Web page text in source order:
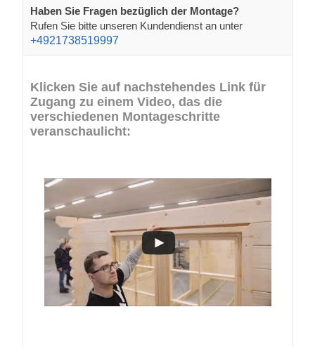
Haben Sie Fragen bezüglich der Montage?
Rufen Sie bitte unseren Kundendienst an unter
+4921738519997
Klicken Sie auf nachstehendes Link für
Zugang zu einem Video, das die
verschiedenen Montageschritte
veranschaulicht: